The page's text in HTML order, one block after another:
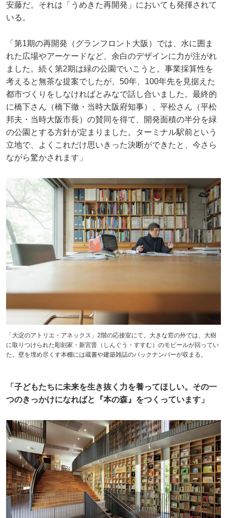
安藤だ。それは「うめきた再開発」においても発揮されて
いる。
「第1期の再開発（グランフロント大阪）では、水に囲ま
れた広場やアーケードなど、余白のデザインに力が注がれ
ました。続く第2期は緑の公園でいこうと。事業採算性を
考えると無茶な提案でしたが、50年、100年先を見据えた
都市づくりをしなければとみなで話し合いました。最終的
に橋下さん（橋下徹・当時大阪府知事）、平松さん（平松
邦夫・当時大阪市長）の賛同を得て、開発面積の半分を緑
の公園とする方針が定まりました。ターミナル駅前という
立地で、よくこれだけ思いきった決断ができたと、今さら
ながら驚かされます」
「大淀のアトリエ・アネックス」2階の応接室にて。大きな窓の外では、大樹
に取りつけられた彫刻家・新宮晋（しんぐう・すすむ）のモビールが回ってい
た。壁を埋め尽くす本棚には蔵書や建築雑誌のバックナンバーが収まる。
「子どもたちに未来を生き抜く力を養ってほしい。その一
つのきっかけになればと『本の森』をつくっています」